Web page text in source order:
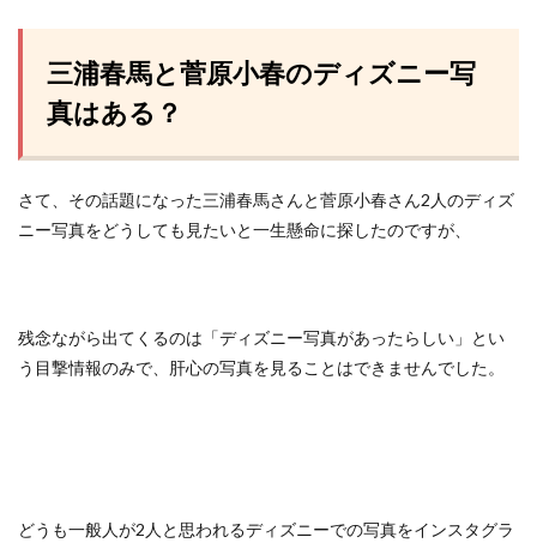
三浦春馬と菅原小春のディズニー写
真はある？
さて、その話題になった三浦春馬さんと菅原小春さん2人のディズ
ニー写真をどうしても見たいと一生懸命に探したのですが、
残念ながら出てくるのは「ディズニー写真があったらしい」とい
う目撃情報のみで、肝心の写真を見ることはできませんでした。
どうも一般人が2人と思われるディズニーでの写真をインスタグラ